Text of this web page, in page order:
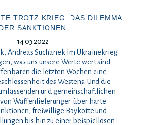
TROTZ KRIEG: DAS DILEMMA
DER SANKTIONEN
14.03.2022
Andreas Suchanek Im Ukrainekrieg
was uns unsere Werte wert sind.
die letzten Wochen eine
des Westens. Und die
und gemeinschaftlichen
Waffenlieferungen über harte
freiwillige Boykotte und
bis hin zu einer beispiellosen